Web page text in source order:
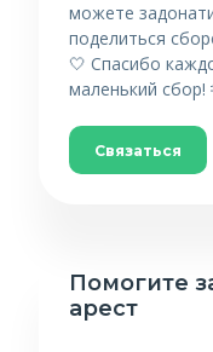
можете
поделиться
🤍 Спасибо
маленький сбор!
Связаться
Помогите
арест